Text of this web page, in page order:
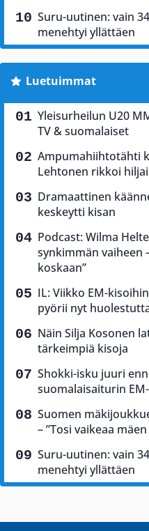
Suru-uutinen: vain
menehtyi yllättäen
Luetuimmat
Yleisurheilun U20
TV & suomalaiset
Ampumahiihtotähti
Lehtonen rikkoi
Dramaattinen
keskeytti kisan
Podcast: Wilma
synkimmän vaiheen
koskaan”
IL: Viikko EM-
pyörii nyt
Näin Silja Kosonen
tärkeimpiä kisoja
Shokki-isku juuri
suomalaisaiturin
Suomen
– ”Tosi vaikeaa
Suru-uutinen: vain
menehtyi yllättäen